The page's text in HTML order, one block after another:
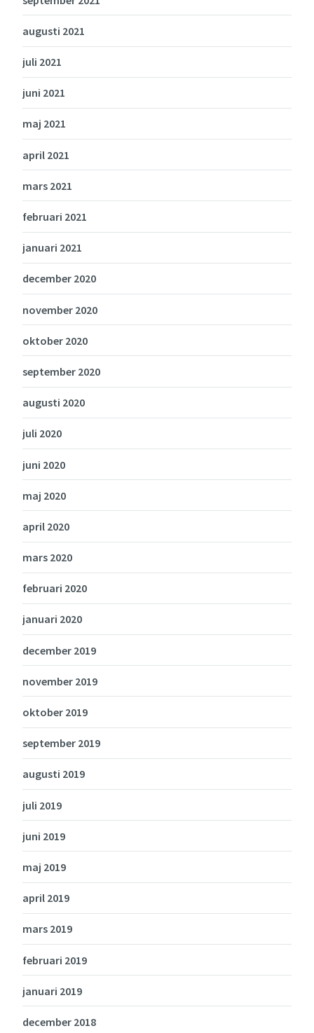
augusti 2021
juli 2021
juni 2021
maj 2021
april 2021
mars 2021
februari 2021
januari 2021
december 2020
november 2020
oktober 2020
september 2020
augusti 2020
juli 2020
juni 2020
maj 2020
april 2020
mars 2020
februari 2020
januari 2020
december 2019
november 2019
oktober 2019
september 2019
augusti 2019
juli 2019
juni 2019
maj 2019
april 2019
mars 2019
februari 2019
januari 2019
december 2018